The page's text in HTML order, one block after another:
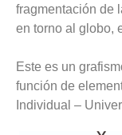
fragmentación de
en torno al globo,
Este es un
función de
Individual –